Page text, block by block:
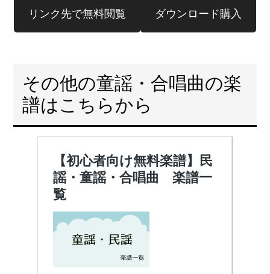
リンク先で無料閲覧 ダウンロード購入
その他の童謡・合唱曲の楽
譜はこちらから